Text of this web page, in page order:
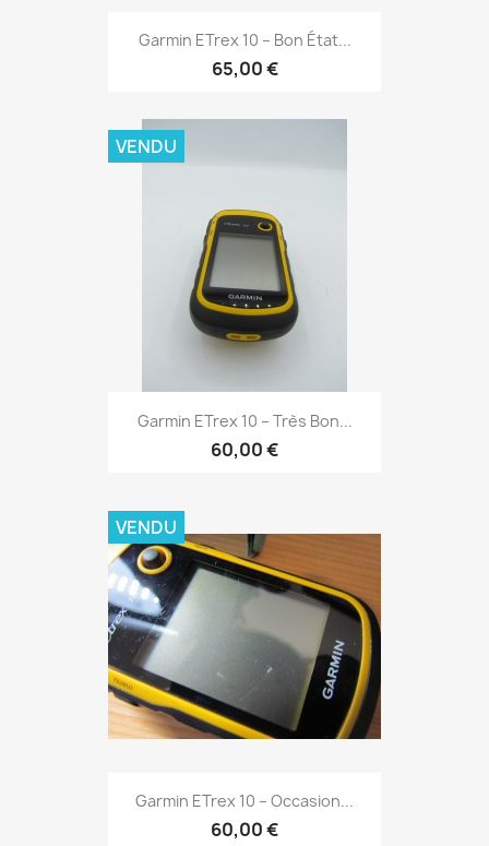
 Aperçu rapide
Garmin ETrex 10 – Bon État...
65,00 €
Aperçu rapide
Garmin ETrex 10 – Très Bon...
60,00 €
VENDU
Aperçu rapide
Garmin ETrex 10 – Occasion...
60,00 €
VENDU